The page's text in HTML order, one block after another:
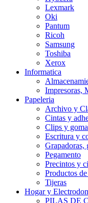
Lexmark
Oki
Pantum
Ricoh
Samsung
Toshiba
Xerox
Informatica
Impresoras,
Papeleria
Archivo y
Cintas y
Clips y
Escritura y
Grapadoras,
Pegamento
Precintos y
Productos
Tijeras
Hogar y
PILAS DE